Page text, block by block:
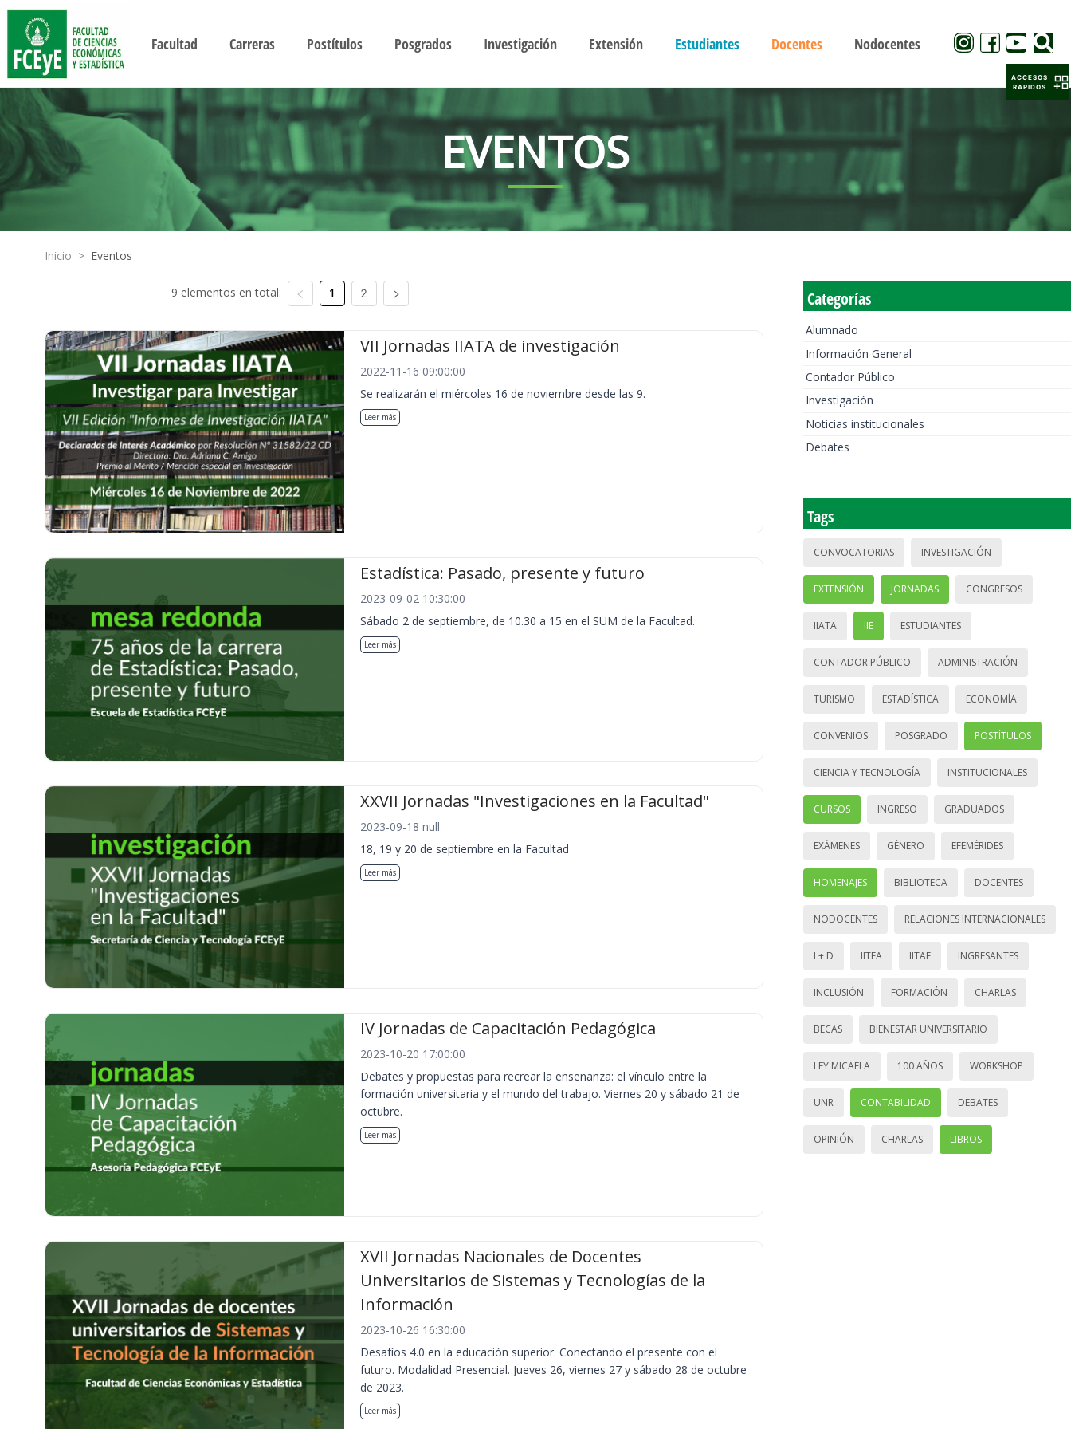
Facultad Carreras Postítulos Posgrados Investigación Extensión Estudiantes Docentes Nodocentes
EVENTOS
Inicio > Eventos
9 elementos en total: 1 2
VII Jornadas IIATA de investigación
2022-11-16 09:00:00
Se realizarán el miércoles 16 de noviembre desde las 9.
Leer más
Estadística: Pasado, presente y futuro
2023-09-02 10:30:00
Sábado 2 de septiembre, de 10.30 a 15 en el SUM de la Facultad.
Leer más
XXVII Jornadas "Investigaciones en la Facultad"
2023-09-18 null
18, 19 y 20 de septiembre en la Facultad
Leer más
IV Jornadas de Capacitación Pedagógica
2023-10-20 17:00:00
Debates y propuestas para recrear la enseñanza: el vínculo entre la
formación universitaria y el mundo del trabajo. Viernes 20 y sábado 21 de
octubre.
Leer más
XVII Jornadas Nacionales de Docentes
Universitarios de Sistemas y Tecnologías de la
Información
2023-10-26 16:30:00
Desafíos 4.0 en la educación superior. Conectando el presente con el
futuro. Modalidad Presencial. Jueves 26, viernes 27 y sábado 28 de octubre
de 2023.
Leer más
Categorías
Alumnado
Información General
Contador Público
Investigación
Noticias institucionales
Debates
Tags
CONVOCATORIAS INVESTIGACIÓN
EXTENSIÓN JORNADAS CONGRESOS
IIATA IIE ESTUDIANTES
CONTADOR PÚBLICO ADMINISTRACIÓN
TURISMO ESTADÍSTICA ECONOMÍA
CONVENIOS POSGRADO POSTÍTULOS
CIENCIA Y TECNOLOGÍA INSTITUCIONALES
CURSOS INGRESO GRADUADOS
EXÁMENES GÉNERO EFEMÉRIDES
HOMENAJES BIBLIOTECA DOCENTES
NODOCENTES RELACIONES INTERNACIONALES
I + D IITEA IITAE INGRESANTES
INCLUSIÓN FORMACIÓN CHARLAS
BECAS BIENESTAR UNIVERSITARIO
LEY MICAELA 100 AÑOS WORKSHOP
UNR CONTABILIDAD DEBATES
OPINIÓN CHARLAS LIBROS
ACCESOS
RAPIDOS